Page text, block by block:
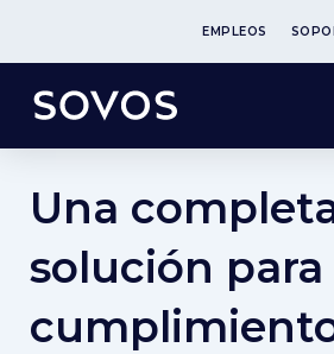
EMPLEOS
Una
solución para